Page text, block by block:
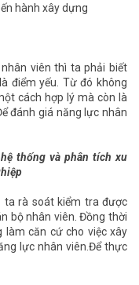
hành xây dựng
viên thì ta phải biết
điểm yếu. Từ đó không
cách hợp lý mà còn là
đánh giá năng lực nhân
thống và phân tích xu
ta rà soát kiểm tra được
bộ nhân viên. Đồng thời
làm căn cứ cho việc xây
lực nhân viên.Để thực